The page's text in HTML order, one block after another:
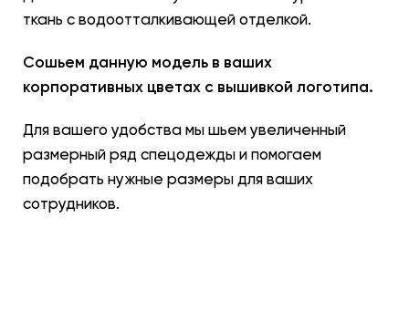
ткань с водоотталкивающей отделкой.
Сошьем данную модель в ваших
корпоративных цветах с вышивкой логотипа.
Для вашего удобства мы шьем увеличенный
размерный ряд спецодежды и помогаем
подобрать нужные размеры для ваших
сотрудников.